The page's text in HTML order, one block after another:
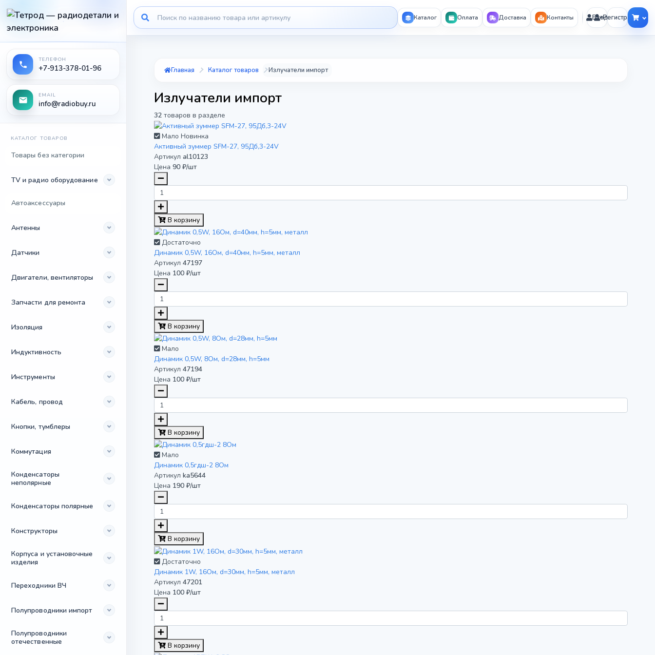
ТЕЛЕФОН
+7-913-378-01-96
EMAIL
info@radiobuy.ru
КАТАЛОГ ТОВАРОВ
Товары без категории
TV и радио оборудование
Автоаксессуары
Антенны
Датчики
Двигатели, вентиляторы
Запчасти для ремонта
Изоляция
Индуктивность
Инструменты
Кабель, провод
Кнопки, тумблеры
Коммутация
Конденсаторы
неполярные
Конденсаторы полярные
Конструкторы
Корпуса и установочные
изделия
Переходники ВЧ
Полупроводники импорт
Полупроводники
отечественные
Каталог Оплата Доставка Контакты ВходРегистрация
Главная Каталог товаров Излучатели импорт
Излучатели импорт
32 товаров в разделе
Мало Новинка
Активный зуммер SFM-27, 95Дб,3-24V
Артикул al10123
Цена 90 ₽/шт
В корзину
Достаточно
Динамик 0,5W, 16Ом, d=40мм, h=5мм, металл
Артикул 47197
Цена 100 ₽/шт
В корзину
Мало
Динамик 0,5W, 8Ом, d=28мм, h=5мм
Артикул 47194
Цена 100 ₽/шт
В корзину
Мало
Динамик 0,5гдш-2 8Ом
Артикул ka5644
Цена 190 ₽/шт
В корзину
Достаточно
Динамик 1W, 16Ом, d=30мм, h=5мм, металл
Артикул 47201
Цена 100 ₽/шт
В корзину